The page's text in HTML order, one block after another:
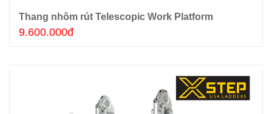
Thêm giỏ hàng
Thang nhôm rút Telescopic Work Platform
9.600.000đ